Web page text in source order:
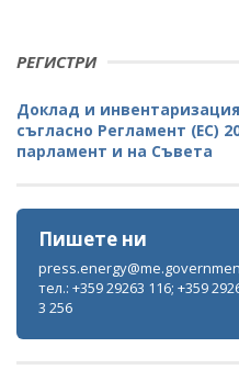
РЕГИСТРИ
Доклад и
съгласно Регламент (ЕС)
парламент и на Съвета
Пишете ни
тел.: +359 29263 116; +359
3 256